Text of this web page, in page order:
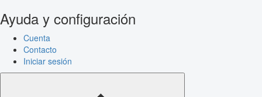
Ayuda y configuración
Cuenta
Contacto
Iniciar sesión